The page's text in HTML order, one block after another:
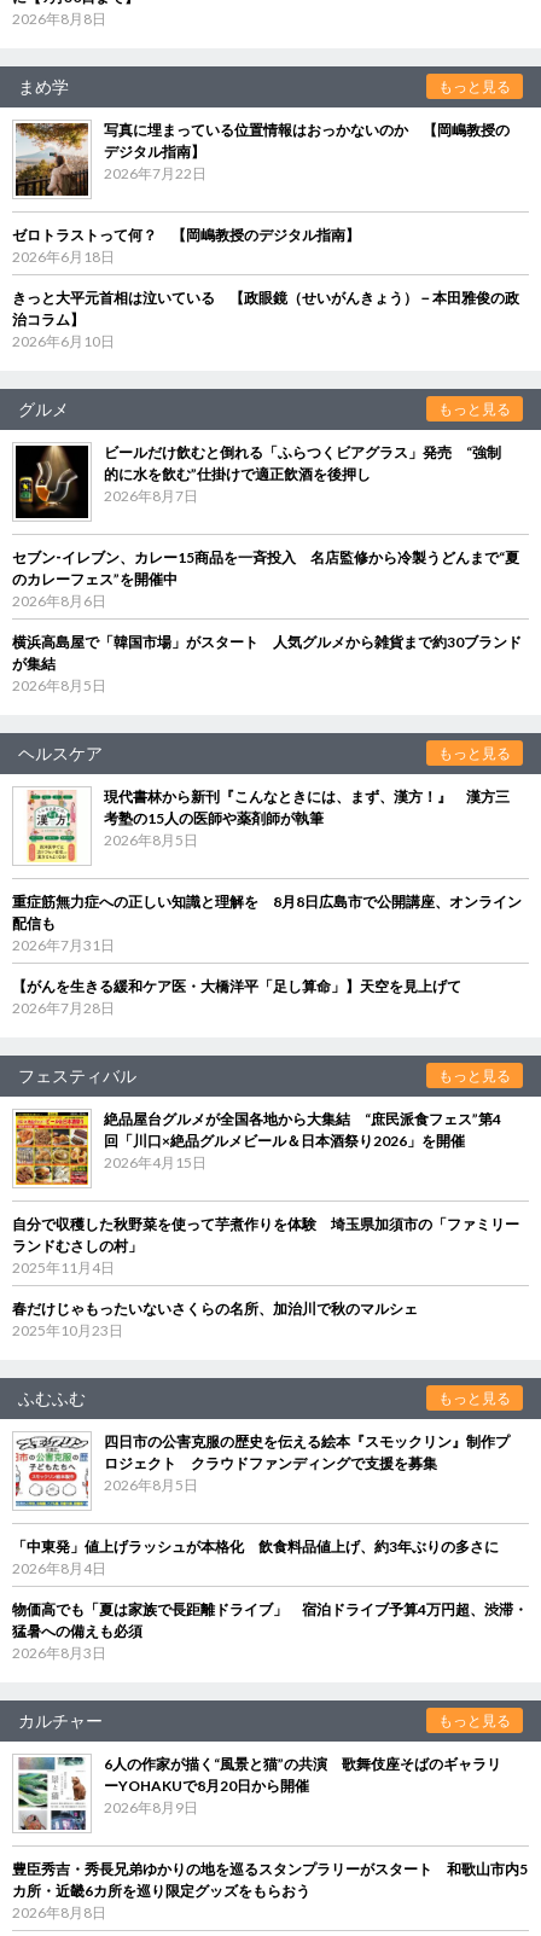
2026年8月8日
まめ学 もっと見る
写真に埋まっている位置情報はおっかないのか 【岡嶋教授の
デジタル指南】
2026年7月22日
ゼロトラストって何？ 【岡嶋教授のデジタル指南】
2026年6月18日
きっと大平元首相は泣いている 【政眼鏡（せいがんきょう）－本田雅俊の政
治コラム】
2026年6月10日
グルメ もっと見る
ビールだけ飲むと倒れる「ふらつくビアグラス」発売 “強制
的に水を飲む”仕掛けで適正飲酒を後押し
2026年8月7日
セブン‐イレブン、カレー15商品を一斉投入 名店監修から冷製うどんまで“夏
のカレーフェス”を開催中
2026年8月6日
横浜高島屋で「韓国市場」がスタート 人気グルメから雑貨まで約30ブランド
が集結
2026年8月5日
ヘルスケア もっと見る
現代書林から新刊『こんなときには、まず、漢方！』 漢方三
考塾の15人の医師や薬剤師が執筆
2026年8月5日
重症筋無力症への正しい知識と理解を 8月8日広島市で公開講座、オンライン
配信も
2026年7月31日
【がんを生きる緩和ケア医・大橋洋平「足し算命」】天空を見上げて
2026年7月28日
フェスティバル もっと見る
絶品屋台グルメが全国各地から大集結 “庶民派食フェス”第4
回「川口×絶品グルメビール＆日本酒祭り2026」を開催
2026年4月15日
自分で収穫した秋野菜を使って芋煮作りを体験 埼玉県加須市の「ファミリー
ランドむさしの村」
2025年11月4日
春だけじゃもったいないさくらの名所、加治川で秋のマルシェ
2025年10月23日
ふむふむ もっと見る
四日市の公害克服の歴史を伝える絵本『スモックリン』制作プ
ロジェクト クラウドファンディングで支援を募集
2026年8月5日
「中東発」値上げラッシュが本格化 飲食料品値上げ、約3年ぶりの多さに
2026年8月4日
物価高でも「夏は家族で長距離ドライブ」 宿泊ドライブ予算4万円超、渋滞・
猛暑への備えも必須
2026年8月3日
カルチャー もっと見る
6人の作家が描く“風景と猫”の共演 歌舞伎座そばのギャラリ
ーYOHAKUで8月20日から開催
2026年8月9日
豊臣秀吉・秀長兄弟ゆかりの地を巡るスタンプラリーがスタート 和歌山市内5
カ所・近畿6カ所を巡り限定グッズをもらおう
2026年8月8日